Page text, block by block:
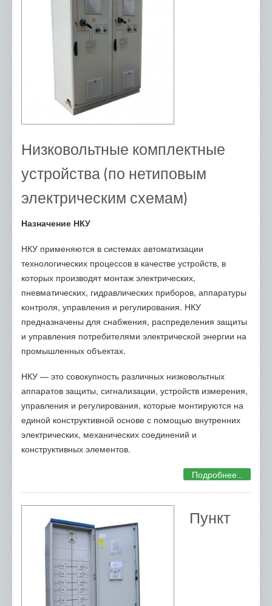
Низковольтные комплектные
устройства (по нетиповым
электрическим схемам)
Назначение НКУ
НКУ применяются в системах автоматизации
технологических процессов в качестве устройств, в
которых производят монтаж электрических,
пневматических, гидравлических приборов, аппаратуры
контроля, управления и регулирования. НКУ
предназначены для снабжения, распределения защиты
и управления потребителями электрической энергии на
промышленных объектах.
НКУ — это совокупность различных низковольтных
аппаратов защиты, сигнализации, устройств измерения,
управления и регулирования, которые монтируются на
единой конструктивной основе с помощью внутренних
электрических, механических соединений и
конструктивных элементов.
Подробнее...
Пункт